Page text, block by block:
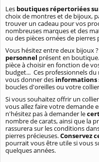
Les boutiques répertoriées
choix de montres et de bijoux,
trouver un cadeau pour vos
nombreuses marques et des
ou des pièces ornées de pierres
Vous hésitez entre deux bijoux
personnel présent en
pièce à choisir en fonction de
budget... Ces professionnels
vous donner des
boucles d'oreilles ou votre
Si vous souhaitez offrir un
vous allez faire votre demande
n'hésitez pas à demander le
nombre de carats, ainsi que la
rassurera sur les conditions
pierres précieuses.Conservez
pourrait vous être utile si vous
quelques années.